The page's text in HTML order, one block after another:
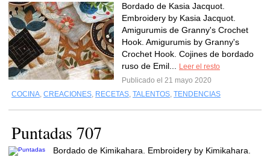
Bordado de Kasia Jacquot.
Embroidery by Kasia Jacquot.
Amigurumis de Granny's Crochet
Hook. Amigurumis by Granny's
Crochet Hook. Cojines de bordado
ruso de Emil...
Leer el resto
Publicado el 21 mayo 2020
COCINA, CREACIONES, RECETAS, TALENTOS, TENDENCIAS
Puntadas 707
Bordado de Kimikahara. Embroidery by Kimikahara.